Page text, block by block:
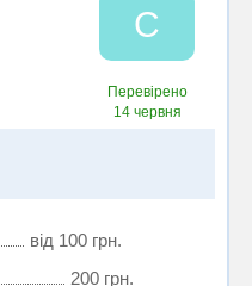
С
Перевірено
14 червня
від 100 грн.
200 грн.